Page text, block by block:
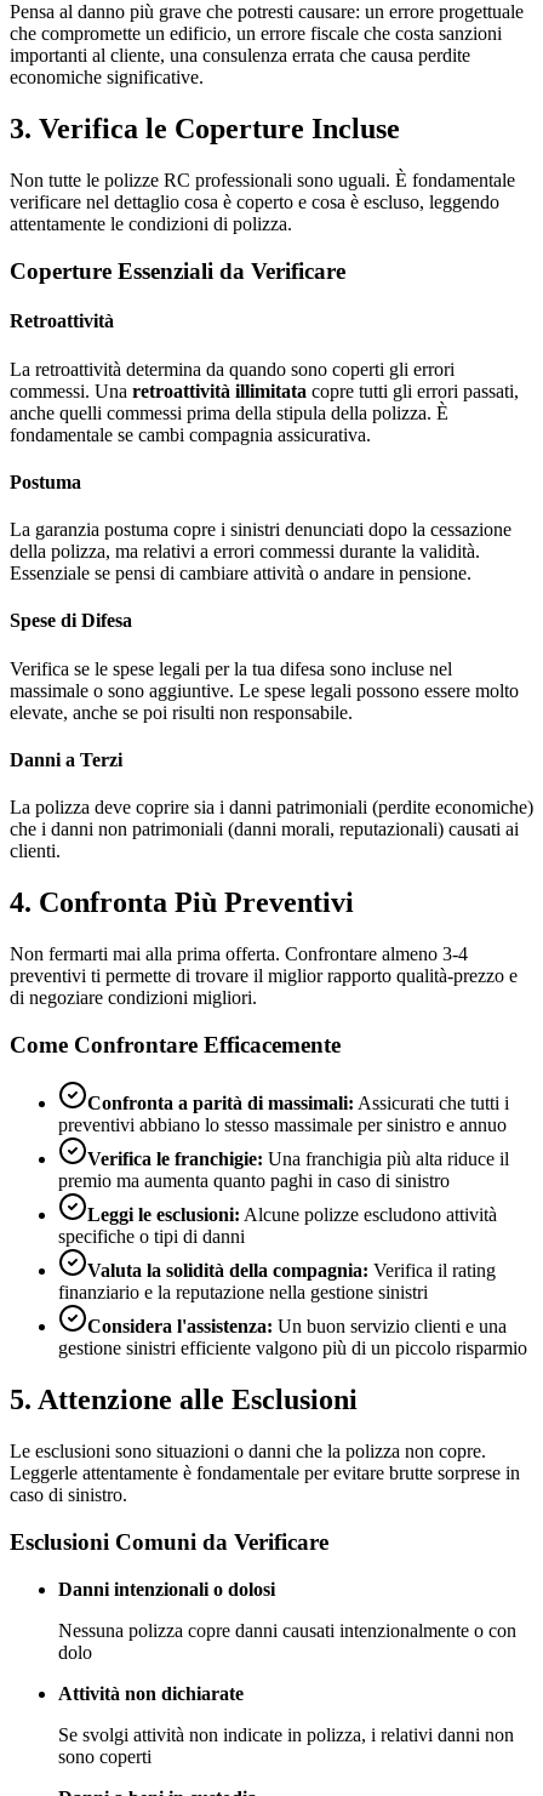
Pensa al danno più grave che potresti causare: un errore progettuale
che compromette un edificio, un errore fiscale che costa sanzioni
importanti al cliente, una consulenza errata che causa perdite
economiche significative.
3. Verifica le Coperture Incluse
Non tutte le polizze RC professionali sono uguali. È fondamentale
verificare nel dettaglio cosa è coperto e cosa è escluso, leggendo
attentamente le condizioni di polizza.
Coperture Essenziali da Verificare
Retroattività
La retroattività determina da quando sono coperti gli errori
commessi. Una retroattività illimitata copre tutti gli errori passati,
anche quelli commessi prima della stipula della polizza. È
fondamentale se cambi compagnia assicurativa.
Postuma
La garanzia postuma copre i sinistri denunciati dopo la cessazione
della polizza, ma relativi a errori commessi durante la validità.
Essenziale se pensi di cambiare attività o andare in pensione.
Spese di Difesa
Verifica se le spese legali per la tua difesa sono incluse nel
massimale o sono aggiuntive. Le spese legali possono essere molto
elevate, anche se poi risulti non responsabile.
Danni a Terzi
La polizza deve coprire sia i danni patrimoniali (perdite economiche)
che i danni non patrimoniali (danni morali, reputazionali) causati ai
clienti.
4. Confronta Più Preventivi
Non fermarti mai alla prima offerta. Confrontare almeno 3-4
preventivi ti permette di trovare il miglior rapporto qualità-prezzo e
di negoziare condizioni migliori.
Come Confrontare Efficacemente
Confronta a parità di massimali: Assicurati che tutti i
preventivi abbiano lo stesso massimale per sinistro e annuo
Verifica le franchigie: Una franchigia più alta riduce il
premio ma aumenta quanto paghi in caso di sinistro
Leggi le esclusioni: Alcune polizze escludono attività
specifiche o tipi di danni
Valuta la solidità della compagnia: Verifica il rating
finanziario e la reputazione nella gestione sinistri
Considera l'assistenza: Un buon servizio clienti e una
gestione sinistri efficiente valgono più di un piccolo risparmio
5. Attenzione alle Esclusioni
Le esclusioni sono situazioni o danni che la polizza non copre.
Leggerle attentamente è fondamentale per evitare brutte sorprese in
caso di sinistro.
Esclusioni Comuni da Verificare
Danni intenzionali o dolosi
Nessuna polizza copre danni causati intenzionalmente o con
dolo
Attività non dichiarate
Se svolgi attività non indicate in polizza, i relativi danni non
sono coperti